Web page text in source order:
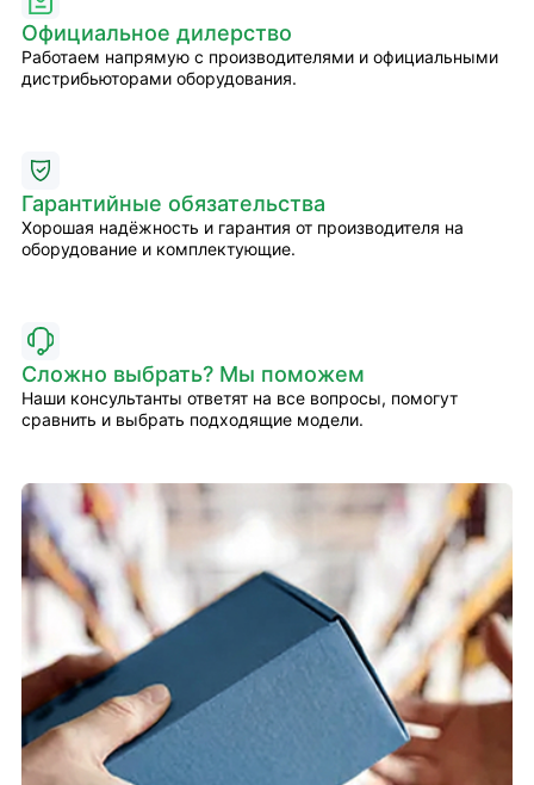
Официальное дилерство
Работаем напрямую с производителями и официальными
дистрибьюторами оборудования.
Гарантийные обязательства
Хорошая надёжность и гарантия от производителя на
оборудование и комплектующие.
Сложно выбрать? Мы поможем
Наши консультанты ответят на все вопросы, помогут
сравнить и выбрать подходящие модели.